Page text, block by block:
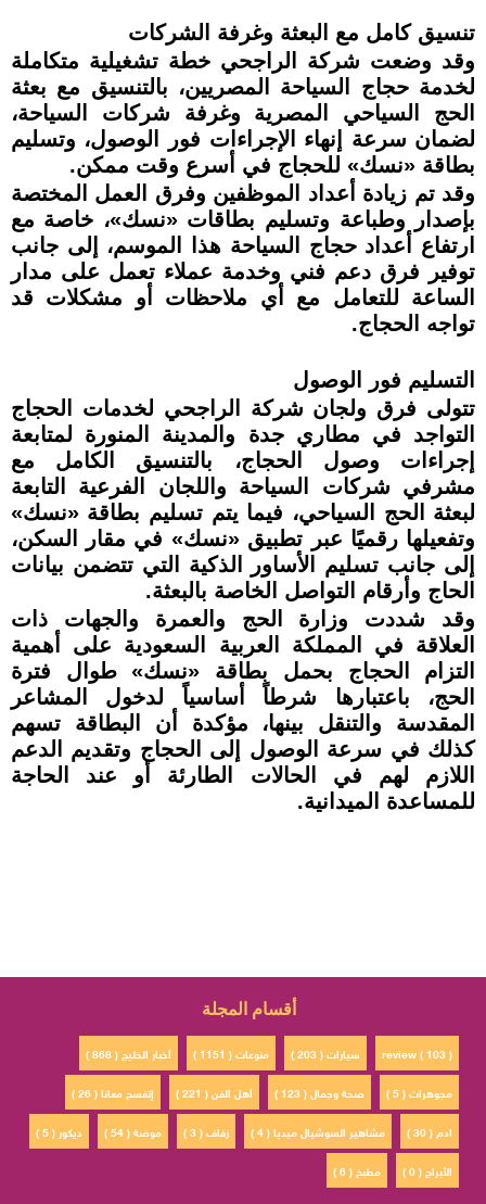
تنسيق كامل مع البعثة وغرفة الشركات
وقد وضعت شركة الراجحي خطة تشغيلية متكاملة
لخدمة حجاج السياحة المصريين، بالتنسيق مع بعثة
الحج السياحي المصرية وغرفة شركات السياحة،
لضمان سرعة إنهاء الإجراءات فور الوصول، وتسليم
بطاقة «نسك» للحجاج في أسرع وقت ممكن.
وقد تم زيادة أعداد الموظفين وفرق العمل المختصة
بإصدار وطباعة وتسليم بطاقات «نسك»، خاصة مع
ارتفاع أعداد حجاج السياحة هذا الموسم، إلى جانب
توفير فرق دعم فني وخدمة عملاء تعمل على مدار
الساعة للتعامل مع أي ملاحظات أو مشكلات قد
تواجه الحجاج.
التسليم فور الوصول
تتولى فرق ولجان شركة الراجحي لخدمات الحجاج
التواجد في مطاري جدة والمدينة المنورة لمتابعة
إجراءات وصول الحجاج، بالتنسيق الكامل مع
مشرفي شركات السياحة واللجان الفرعية التابعة
لبعثة الحج السياحي، فيما يتم تسليم بطاقة «نسك»
وتفعيلها رقميًا عبر تطبيق «نسك» في مقار السكن،
إلى جانب تسليم الأساور الذكية التي تتضمن بيانات
الحاج وأرقام التواصل الخاصة بالبعثة.
وقد شددت وزارة الحج والعمرة والجهات ذات
العلاقة في المملكة العربية السعودية على أهمية
التزام الحجاج بحمل بطاقة «نسك» طوال فترة
الحج، باعتبارها شرطاً أساسياً لدخول المشاعر
المقدسة والتنقل بينها، مؤكدة أن البطاقة تسهم
كذلك في سرعة الوصول إلى الحجاج وتقديم الدعم
اللازم لهم في الحالات الطارئة أو عند الحاجة
للمساعدة الميدانية.
أقسام المجلة
أخبار الخليج ( 868 ) منوعات ( 1151 ) سيارات ( 203 )
review ( 103 )
إتفسح معانا ( 26 )
أهل الفن ( 221 ) صحة وجمال ( 123 )
مجوهرات ( 5 )
ديكور ( 5 )
موضة ( 54 ) زفاف ( 3 ) مشاهير السوشيال ميديا ( 4 )
ادم ( 30 )
مطبخ ( 6 )
الأبراج ( 0 )